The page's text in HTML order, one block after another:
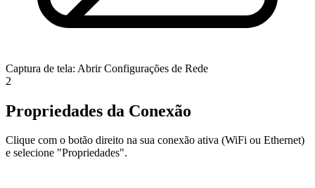
Captura de tela: Abrir Configurações de Rede
2
Propriedades da Conexão
Clique com o botão direito na sua conexão ativa (WiFi ou Ethernet)
e selecione "Propriedades".